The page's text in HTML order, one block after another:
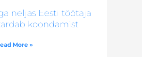
neljas Eesti töötaja
koondamist
More »